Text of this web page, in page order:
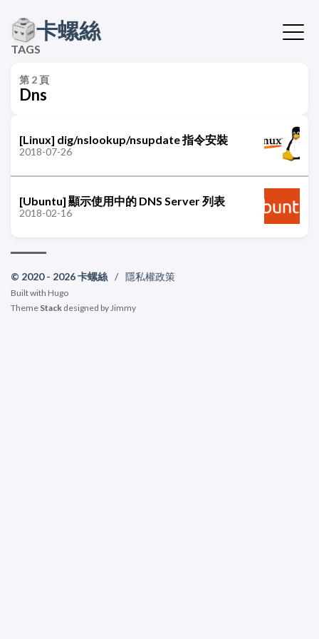
卡螺絲
TAGS
第 2 頁
Dns
[Linux] dig/nslookup/nsupdate 指令安裝
2018-07-26
[Ubuntu] 顯示使用中的 DNS Server 列表
2018-02-16
© 2020 - 2026 卡螺絲 / 隱私權政策
Built with Hugo
Theme Stack designed by Jimmy